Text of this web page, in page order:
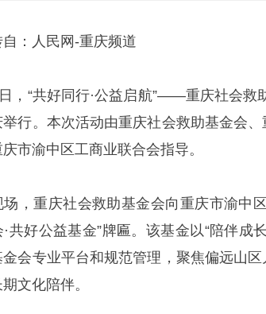
：人民网-重庆频道
，“共好同行·公益启航”——重庆社会救
行。本次活动由重庆社会救助基金会
市渝中区工商业联合会指导。
场，重庆社会救助基金会向重庆市渝中
共好公益基金”牌匾。该基金以“陪伴成
会专业平台和规范管理，聚焦偏远山
文化陪伴。